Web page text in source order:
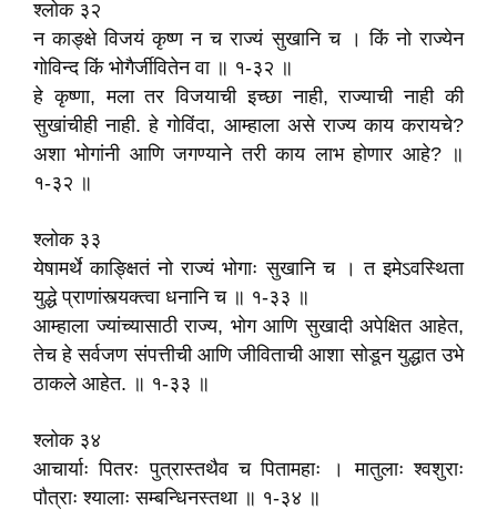
श्लोक ३२
न काङ्क्षे विजयं कृष्ण न च राज्यं सुखानि च । किं नो राज्येन
गोविन्द किं भोगैर्जीवितेन वा ॥ १-३२ ॥
हे कृष्णा, मला तर विजयाची इच्छा नाही, राज्याची नाही की
सुखांचीही नाही. हे गोविंदा, आम्हाला असे राज्य काय करायचे?
अशा भोगांनी आणि जगण्याने तरी काय लाभ होणार आहे? ॥
१-३२ ॥
श्लोक ३३
येषामर्थे काङ्क्षितं नो राज्यं भोगाः सुखानि च । त इमेऽवस्थिता
युद्धे प्राणांस्त्यक्त्वा धनानि च ॥ १-३३ ॥
आम्हाला ज्यांच्यासाठी राज्य, भोग आणि सुखादी अपेक्षित आहेत,
तेच हे सर्वजण संपत्तीची आणि जीविताची आशा सोडून युद्धात उभे
ठाकले आहेत. ॥ १-३३ ॥
श्लोक ३४
आचार्याः पितरः पुत्रास्तथैव च पितामहाः । मातुलाः श्वशुराः
पौत्राः श्यालाः सम्बन्धिनस्तथा ॥ १-३४ ॥